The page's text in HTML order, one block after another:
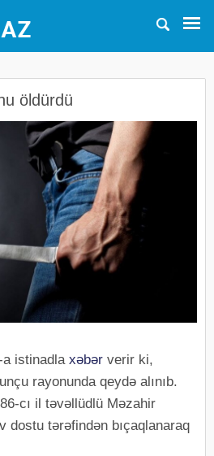
öldürdü
a istinadla xəbər verir ki,
rayonunda qeydə alınıb.
cı il təvəllüdlü Məzahir
dostu tərəfindən bıçaqlanaraq